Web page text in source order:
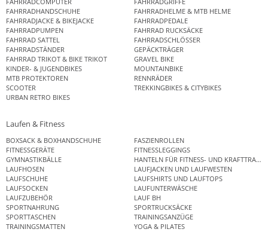
FAHRRADHANDSCHUHE
FAHRRADHELME & MTB HELME
FAHRRADJACKE & BIKEJACKE
FAHRRADPEDALE
FAHRRADPUMPEN
FAHRRAD RUCKSÄCKE
FAHRRAD SATTEL
FAHRRADSCHLÖSSER
FAHRRADSTÄNDER
GEPÄCKTRÄGER
FAHRRAD TRIKOT & BIKE TRIKOT
GRAVEL BIKE
KINDER- & JUGENDBIKES
MOUNTAINBIKE
MTB PROTEKTOREN
RENNRÄDER
SCOOTER
TREKKINGBIKES & CITYBIKES
URBAN RETRO BIKES
Laufen & Fitness
BOXSACK & BOXHANDSCHUHE
FASZIENROLLEN
FITNESSGERÄTE
FITNESSLEGGINGS
GYMNASTIKBÄLLE
HANTELN FÜR FITNESS- UND
LAUFHOSEN
LAUFJACKEN UND LAUFWESTEN
LAUFSCHUHE
LAUFSHIRTS UND LAUFTOPS
LAUFSOCKEN
LAUFUNTERWÄSCHE
LAUFZUBEHÖR
LAUF BH
SPORTNAHRUNG
SPORTRUCKSÄCKE
SPORTTASCHEN
TRAININGSANZÜGE
TRAININGSMATTEN
YOGA & PILATES